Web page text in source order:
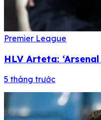
Premier League
HLV Arteta:
5 tháng trước